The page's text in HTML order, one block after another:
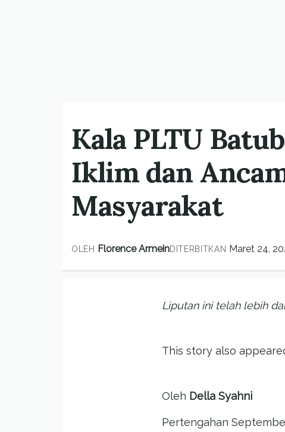
Kala PLTU
Iklim dan
Masyarakat
OLEH Florence ArmeinDITERBITKAN Maret 24,
Liputan ini telah lebih
This story also
Oleh Della Syahni
Pertengahan